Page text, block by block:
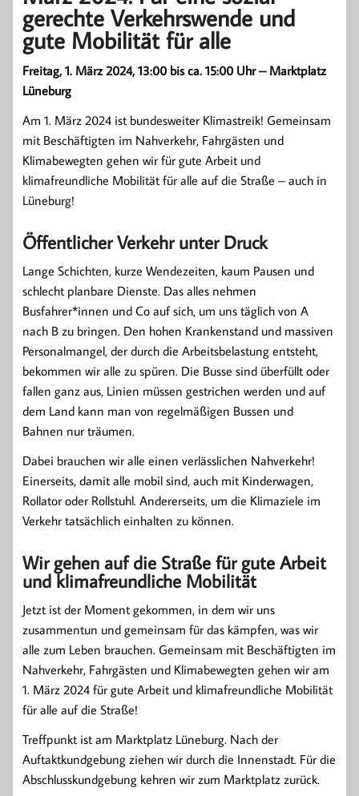
gerechte Verkehrswende und
gute Mobilität für alle
Freitag, 1. März 2024, 13:00 bis ca. 15:00 Uhr – Marktplatz
Lüneburg
Am 1. März 2024 ist bundesweiter Klimastreik! Gemeinsam
mit Beschäftigten im Nahverkehr, Fahrgästen und
Klimabewegten gehen wir für gute Arbeit und
klimafreundliche Mobilität für alle auf die Straße – auch in
Lüneburg!
Öffentlicher Verkehr unter Druck
Lange Schichten, kurze Wendezeiten, kaum Pausen und
schlecht planbare Dienste. Das alles nehmen
Busfahrer*innen und Co auf sich, um uns täglich von A
nach B zu bringen. Den hohen Krankenstand und massiven
Personalmangel, der durch die Arbeitsbelastung entsteht,
bekommen wir alle zu spüren. Die Busse sind überfüllt oder
fallen ganz aus, Linien müssen gestrichen werden und auf
dem Land kann man von regelmäßigen Bussen und
Bahnen nur träumen.
Dabei brauchen wir alle einen verlässlichen Nahverkehr!
Einerseits, damit alle mobil sind, auch mit Kinderwagen,
Rollator oder Rollstuhl. Andererseits, um die Klimaziele im
Verkehr tatsächlich einhalten zu können.
Wir gehen auf die Straße für gute Arbeit
und klimafreundliche Mobilität
Jetzt ist der Moment gekommen, in dem wir uns
zusammentun und gemeinsam für das kämpfen, was wir
alle zum Leben brauchen. Gemeinsam mit Beschäftigten im
Nahverkehr, Fahrgästen und Klimabewegten gehen wir am
1. März 2024 für gute Arbeit und klimafreundliche Mobilität
für alle auf die Straße!
Treffpunkt ist am Marktplatz Lüneburg. Nach der
Auftaktkundgebung ziehen wir durch die Innenstadt. Für die
Abschlusskundgebung kehren wir zum Marktplatz zurück.